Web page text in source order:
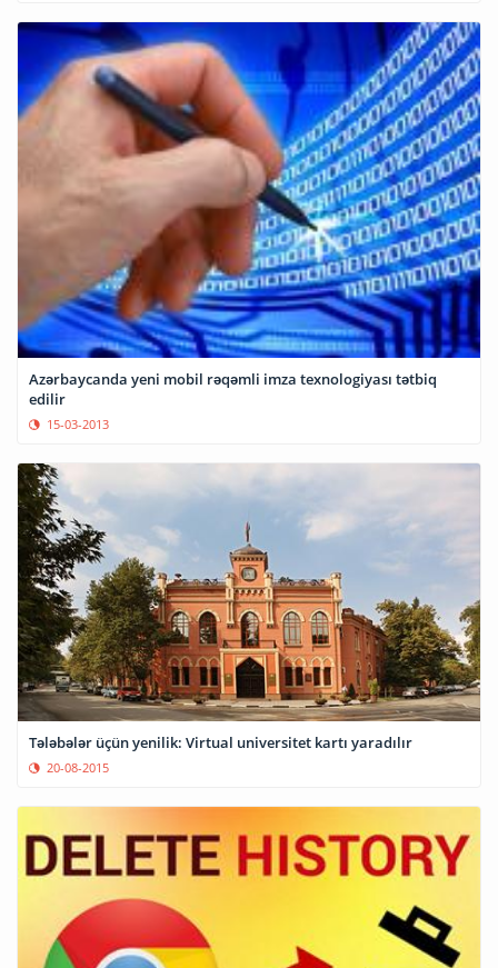
Azərbaycanda yeni mobil rəqəmli imza texnologiyası tətbiq
edilir
15-03-2013
Tələbələr üçün yenilik: Virtual universitet kartı yaradılır
20-08-2015